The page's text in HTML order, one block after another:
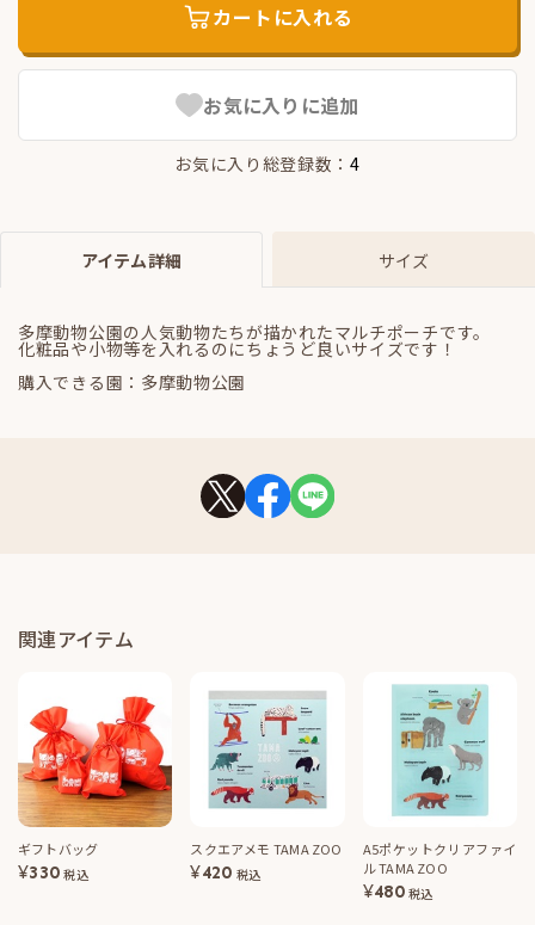
お気に入りに追加
お気に入り総登録数：4
カートに入れる
アイテム詳細 サイズ
多摩動物公園の人気動物たちが描かれたマルチポーチです。
化粧品や小物等を入れるのにちょうど良いサイズです！
購入できる園：多摩動物公園
関連アイテム
ギフトバッグ
¥330 税込
スクエアメモ TAMA ZOO
¥420 税込
A5ポケットクリアファイ
ル TAMA ZOO
¥480 税込